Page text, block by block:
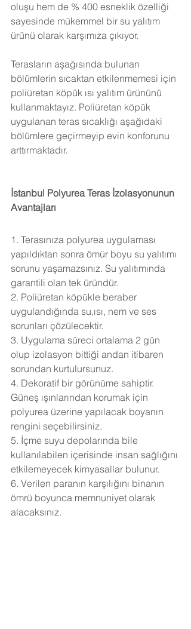
oluşu hem de % 400 esneklik özelliği
sayesinde mükemmel bir su yalıtım
ürünü olarak karşımıza çıkıyor.
Terasların aşağısında bulunan
bölümlerin sıcaktan etkilenmemesi için
poliüretan köpük ısı yalıtım ürününü
kullanmaktayız. Poliüretan köpük
uygulanan teras sıcaklığı aşağıdaki
bölümlere geçirmeyip evin konforunu
arttırmaktadır.
İstanbul Polyurea Teras İzolasyonunun
Avantajları
1. Terasınıza polyurea uygulaması
yapıldıktan sonra ömür boyu su yalıtımı
sorunu yaşamazsınız. Su yalıtımında
garantili olan tek üründür.
2. Poliüretan köpükle beraber
uygulandığında su,ısı, nem ve ses
sorunları çözülecektir.
3. Uygulama süreci ortalama 2 gün
olup izolasyon bittiği andan itibaren
sorundan kurtulursunuz.
4. Dekoratif bir görünüme sahiptir.
Güneş ışınlarından korumak için
polyurea üzerine yapılacak boyanın
rengini seçebilirsiniz.
5. İçme suyu depolarında bile
kullanılabilen içerisinde insan sağlığını
etkilemeyecek kimyasallar bulunur.
6. Verilen paranın karşılığını binanın
ömrü boyunca memnuniyet olarak
alacaksınız.